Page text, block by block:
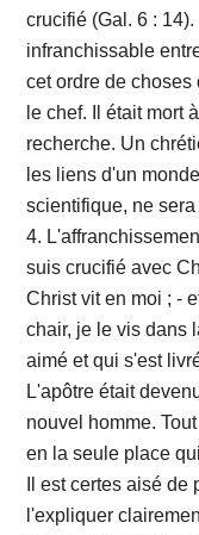
crucifié (Gal. 6 :
infranchissable
cet ordre de choses
le chef. Il était mort
recherche. Un
les liens d'un
scientifique, ne
4.
suis crucifié avec
Christ vit en moi ; -
chair, je le vis dans
aimé et qui s'est
L'apôtre était
nouvel homme.
en la seule place
Il est certes aisé
l'expliquer